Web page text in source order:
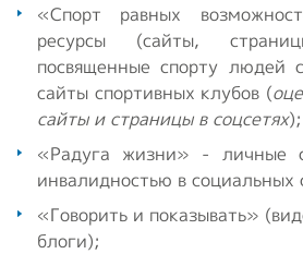
«Спорт равных
ресурсы (сайты,
посвященные спорту людей
сайты спортивных клубов (
сайты и страницы в соцсетях);
«Радуга жизни» - личные
инвалидностью в социальных
«Говорить и показывать»
блоги);